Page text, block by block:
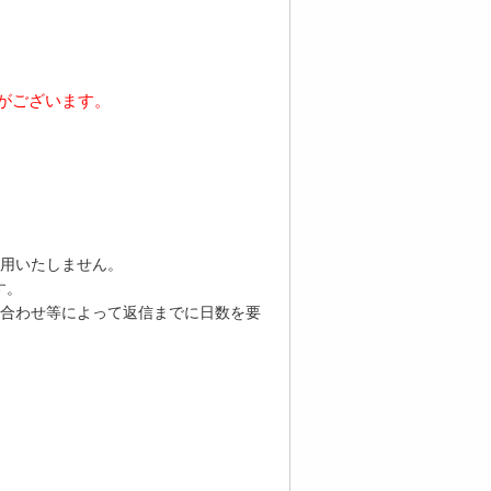
ざいます。
いたしません。
わせ等によって返信までに日数を要